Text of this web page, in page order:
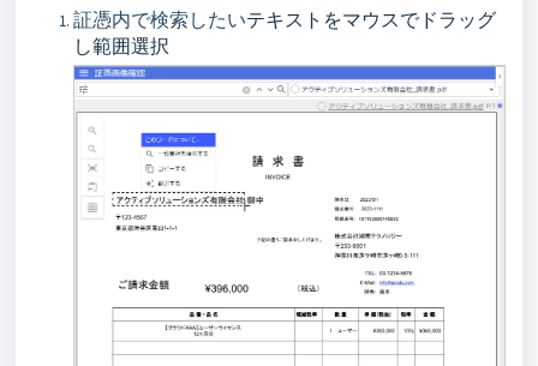
証憑内で検索したいテキストをマウスでドラッグ
し範囲選択